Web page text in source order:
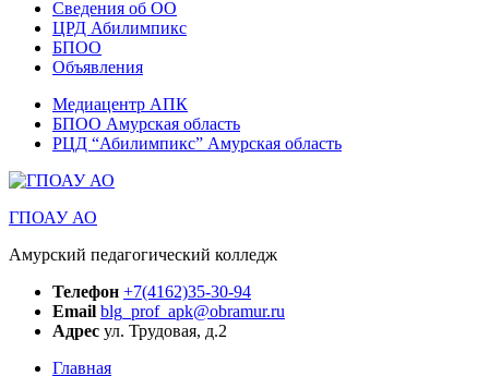
Сведения об ОО
ЦРД Абилимпикс
БПОО
Объявления
Медиацентр АПК
БПОО Амурская область
РЦД “Абилимпикс” Амурская область
ГПОАУ АО
Амурский педагогический колледж
Телефон +7(4162)35-30-94
Email blg_prof_apk@obramur.ru
Адрес ул. Трудовая, д.2
Главная